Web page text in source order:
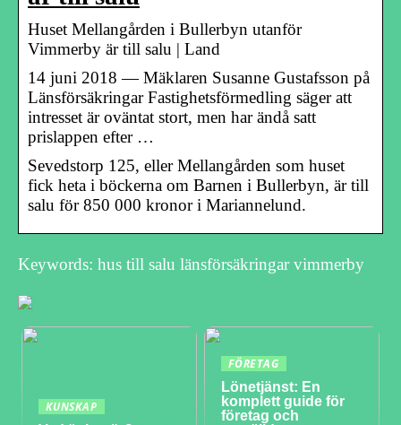
Huset Mellangården i Bullerbyn utanför
Vimmerby är till salu | Land
14 juni 2018 — Mäklaren Susanne Gustafsson på
Länsförsäkringar Fastighetsförmedling säger att
intresset är oväntat stort, men har ändå satt
prislappen efter …
Sevedstorp 125, eller Mellangården som huset
fick heta i böckerna om Barnen i Bullerbyn, är till
salu för 850 000 kronor i Mariannelund.
Keywords: hus till salu länsförsäkringar vimmerby
KUNSKAP
FÖRETAG
Lönetjänst: En
komplett guide för
företag och